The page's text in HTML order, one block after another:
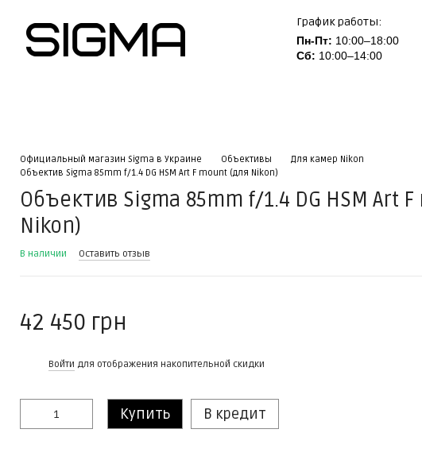
График работы:
Пн-Пт: 10:00–18:00
Сб: 10:00–14:00
Официальный магазин Sigma в Украине Объективы
Для камер Nikon
Объектив Sigma 85mm f/1.4 DG HSM Art F mount (для Nikon)
Объектив Sigma 85mm f/1.4 DG HSM Art
Nikon)
В наличии Оставить отзыв
42 450 грн
Войти для отображения накопительной скидки
Купить В кредит